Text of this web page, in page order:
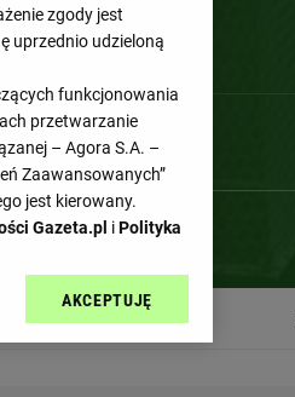
TABELA
zgody jest
uprzednio udzieloną
funkcjonowania
przetwarzanie
– Agora S.A. –
Zaawansowanych”
jest kierowany.
Gazeta.pl iPolityka
sp. z o.o., jej
AKCEPTUJĘ